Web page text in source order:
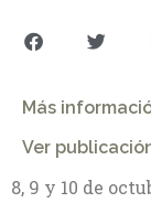
Más
Ver
8, 9 y 10 de